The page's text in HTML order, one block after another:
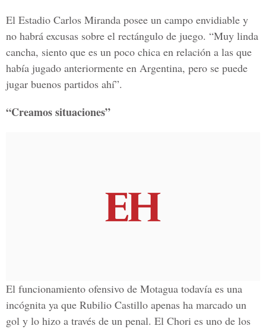
El Estadio Carlos Miranda posee un campo envidiable y
no habrá excusas sobre el rectángulo de juego. “Muy linda
cancha, siento que es un poco chica en relación a las que
había jugado anteriormente en Argentina, pero se puede
jugar buenos partidos ahí”.
“Creamos situaciones”
El funcionamiento ofensivo de Motagua todavía es una
incógnita ya que Rubilio Castillo apenas ha marcado un
gol y lo hizo a través de un penal. El Chori es uno de los